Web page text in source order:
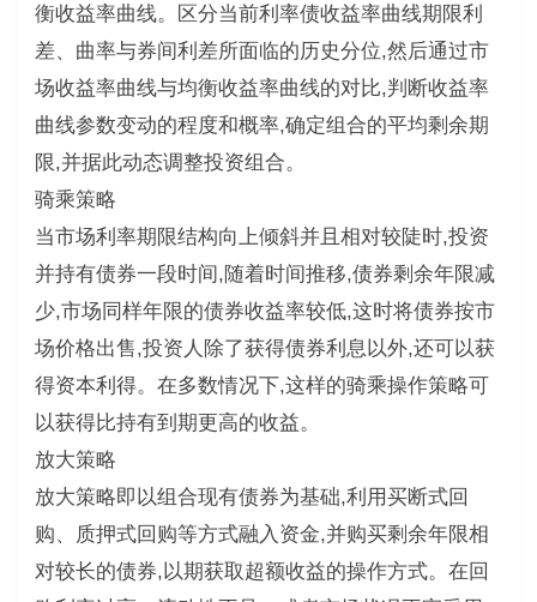
衡收益率曲线。区分当前利率债收益率曲线期限利
差、曲率与券间利差所面临的历史分位,然后通过市
场收益率曲线与均衡收益率曲线的对比,判断收益率
曲线参数变动的程度和概率,确定组合的平均剩余期
限,并据此动态调整投资组合。
骑乘策略
当市场利率期限结构向上倾斜并且相对较陡时,投资
并持有债券一段时间,随着时间推移,债券剩余年限减
少,市场同样年限的债券收益率较低,这时将债券按市
场价格出售,投资人除了获得债券利息以外,还可以获
得资本利得。在多数情况下,这样的骑乘操作策略可
以获得比持有到期更高的收益。
放大策略
放大策略即以组合现有债券为基础,利用买断式回
购、质押式回购等方式融入资金,并购买剩余年限相
对较长的债券,以期获取超额收益的操作方式。在回